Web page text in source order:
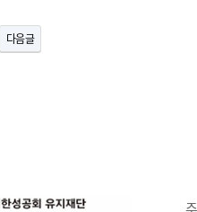
다음글